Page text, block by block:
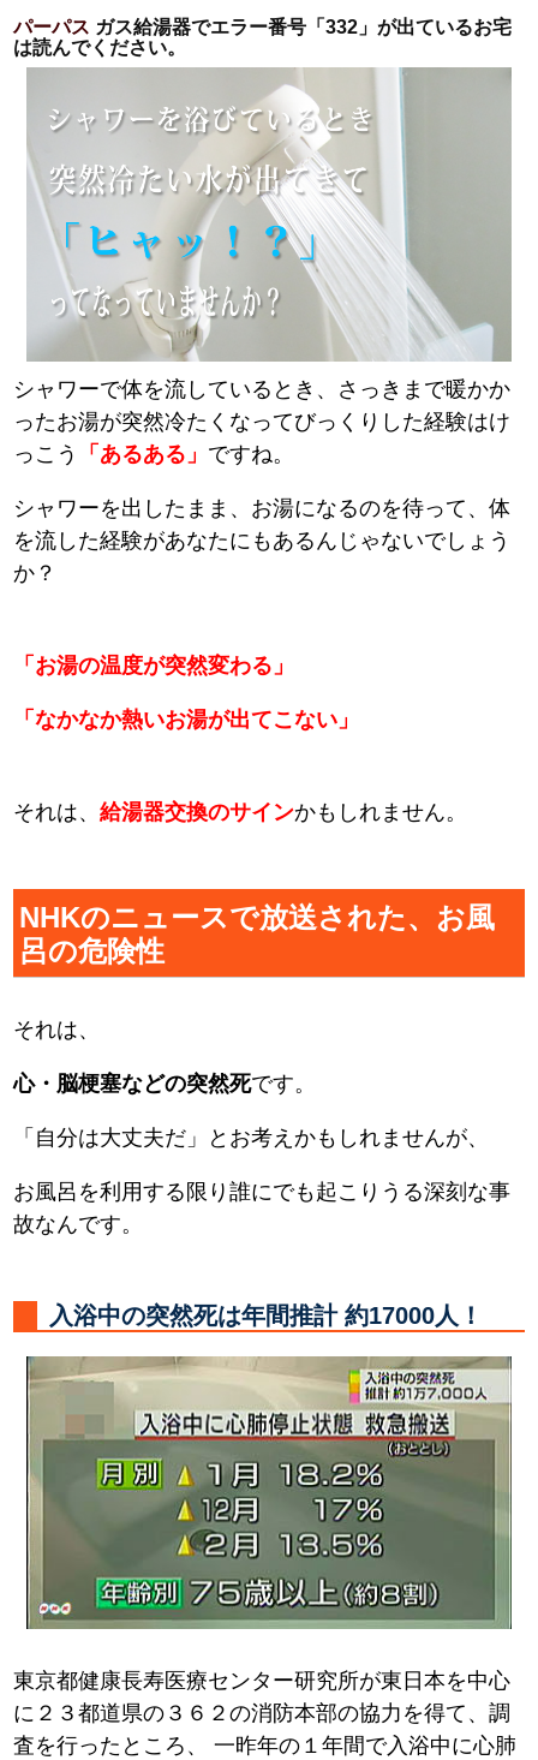
パーパス ガス給湯器でエラー番号「332」が出ているお宅
は読んでください。
シャワーで体を流しているとき、さっきまで暖かか
ったお湯が突然冷たくなってびっくりした経験はけ
っこう
「あるある」 ですね。
シャワーを出したまま、お湯になるのを待って、体
を流した経験があなたにもあるんじゃないでしょう
か？
「お湯の温度が突然変わる」
「なかなか熱いお湯が出てこない」
それは、給湯器交換のサインかもしれません。
NHKのニュースで放送された、お風
呂の危険性
それは、
心・脳梗塞などの突然死です。
「自分は大丈夫だ」とお考えかもしれませんが、
お風呂を利用する限り誰にでも起こりうる深刻な事
故なんです。
入浴中の突然死は年間推計 約17000人！
東京都健康長寿医療センター研究所が東日本を中心
に２３都道県の３６２の消防本部の協力を得て、調
査を行ったところ、
一昨年の１年間で入浴中に心肺